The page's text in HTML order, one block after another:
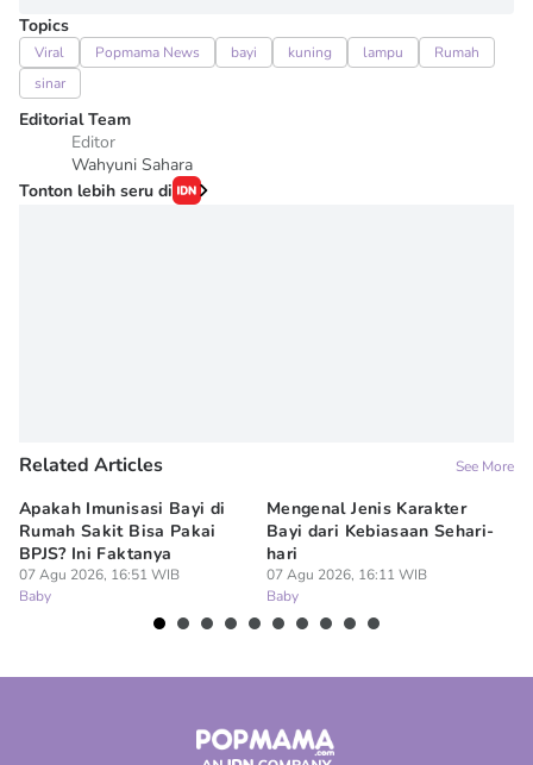
Topics
Viral Popmama News bayi kuning lampu
Rumah
sinar
Editorial Team
Editor
Wahyuni Sahara
Tonton lebih seru di
Related Articles See More
Apakah Imunisasi Bayi di
Rumah Sakit Bisa Pakai
BPJS? Ini Faktanya
07 Agu 2026, 16:51 WIB
Baby
Mengenal Jenis Karakter
Bayi dari Kebiasaan Sehari-
hari
07 Agu 2026, 16:11 WIB
Baby